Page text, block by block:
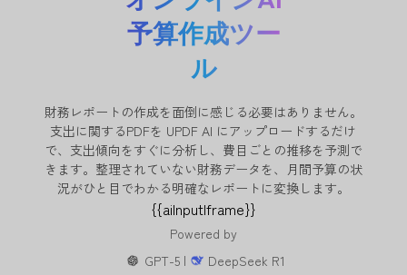
予算作成ツー
ル
財務レポートの作成を面倒に感じる必要はありません。
支出に関するPDFを UPDF AI にアップロードするだけ
で、支出傾向をすぐに分析し、費目ごとの推移を予測で
きます。整理されていない財務データを、月間予算の状
況がひと目でわかる明確なレポートに変換します。
{{aiInputIframe}}